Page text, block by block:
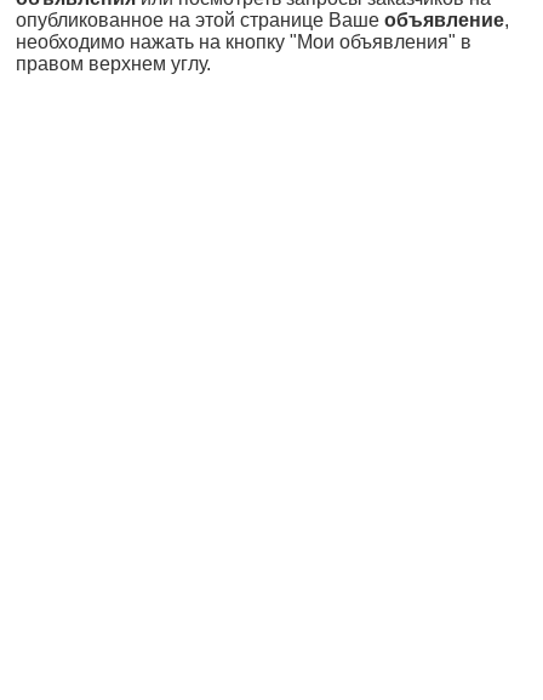
опубликованное на этой странице Ваше объявление,
необходимо нажать на кнопку "Мои объявления" в
правом верхнем углу.